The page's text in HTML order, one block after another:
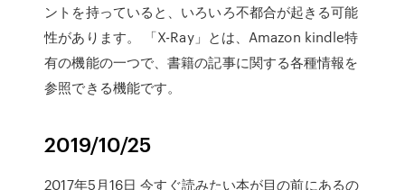
ントを持っていると、いろいろ不都合が起きる可能
性があります。 「X-Ray」とは、Amazon kindle特
有の機能の一つで、書籍の記事に関する各種情報を
参照できる機能です。
2019/10/25
2017年5月16日 今すぐ読みたい本が目の前にあるの